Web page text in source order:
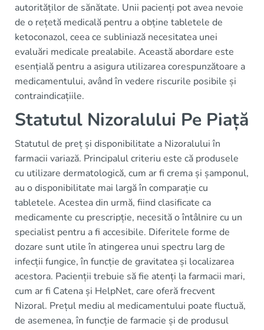
autorităților de sănătate. Unii pacienți pot avea nevoie
de o rețetă medicală pentru a obține tabletele de
ketoconazol, ceea ce subliniază necesitatea unei
evaluări medicale prealabile. Această abordare este
esențială pentru a asigura utilizarea corespunzătoare a
medicamentului, având în vedere riscurile posibile și
contraindicațiile.
Statutul Nizoralului Pe Piață
Statutul de preț și disponibilitate a Nizoralului în
farmacii variază. Principalul criteriu este că produsele
cu utilizare dermatologică, cum ar fi crema și șamponul,
au o disponibilitate mai largă în comparație cu
tabletele. Acestea din urmă, fiind clasificate ca
medicamente cu prescripție, necesită o întâlnire cu un
specialist pentru a fi accesibile. Diferitele forme de
dozare sunt utile în atingerea unui spectru larg de
infecții fungice, în funcție de gravitatea și localizarea
acestora. Pacienții trebuie să fie atenți la farmacii mari,
cum ar fi Catena și HelpNet, care oferă frecvent
Nizoral. Prețul mediu al medicamentului poate fluctuă,
de asemenea, în funcție de farmacie și de produsul